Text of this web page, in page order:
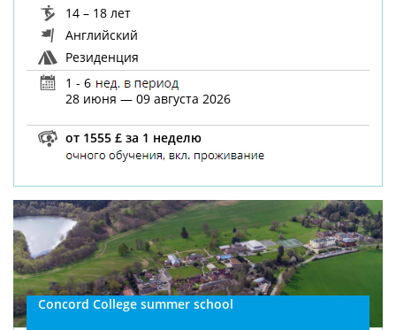
14 – 18 лет
Английский
Резиденция
1 - 6
28 июня — 09 августа 2026
от 1555 £ за 1 неделю
Concord College summer school